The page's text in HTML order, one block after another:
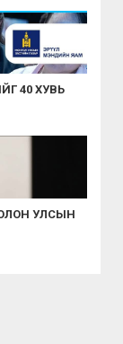
40 ХУВЬ
ОЛОН УЛСЫН